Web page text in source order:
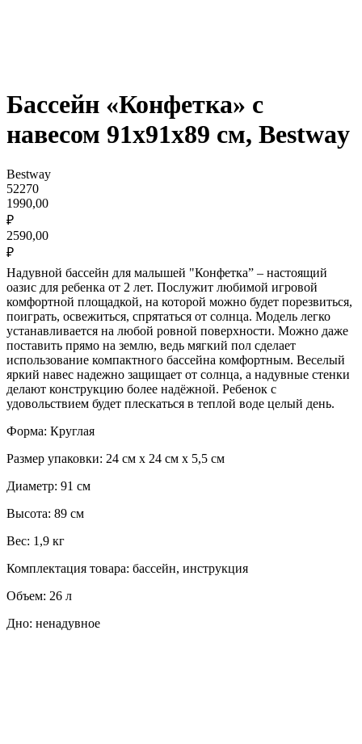
Бассейн «Конфетка» с
навесом 91х91х89 см, Bestway
Bestway
52270
1990,00
₽
2590,00
₽
Надувной бассейн для малышей "Конфетка” – настоящий
оазис для ребенка от 2 лет. Послужит любимой игровой
комфортной площадкой, на которой можно будет порезвиться,
поиграть, освежиться, спрятаться от солнца. Модель легко
устанавливается на любой ровной поверхности. Можно даже
поставить прямо на землю, ведь мягкий пол сделает
использование компактного бассейна комфортным. Веселый
яркий навес надежно защищает от солнца, а надувные стенки
делают конструкцию более надёжной. Ребенок с
удовольствием будет плескаться в теплой воде целый день.
Форма: Круглая
Размер упаковки: 24 см х 24 см х 5,5 см
Диаметр: 91 см
Высота: 89 см
Вес: 1,9 кг
Комплектация товара: бассейн, инструкция
Объем: 26 л
Дно: ненадувное